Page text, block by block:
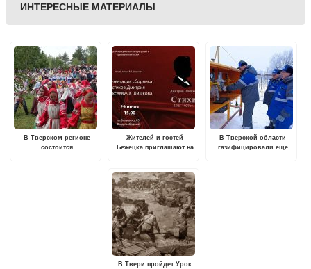
ИНТЕРЕСНЫЕ МАТЕРИАЛЫ
В Тверском регионе
состоится
Жителей и гостей
Бежецка приглашают на
Шишкова
В Тверской области
газифицировали еще
В Твери пройдет Урок